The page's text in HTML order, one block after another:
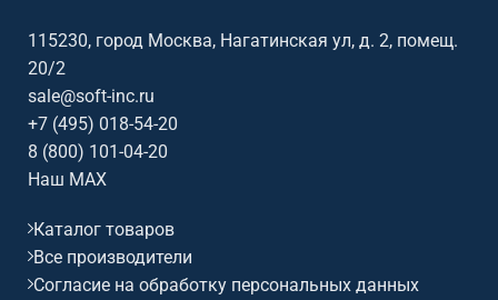
115230, город Москва, Нагатинская ул, д. 2, помещ.
20/2
sale@soft-inc.ru
+7 (495) 018-54-20
8 (800) 101-04-20
Наш MAX
Каталог товаров
Все производители
Согласие на обработку персональных данных